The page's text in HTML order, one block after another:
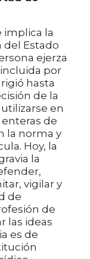
implica la
del Estado
ejerza
por
hasta
de la
en
de
la norma y
Hoy, la
la
vigilar y
de
de
las ideas
es de